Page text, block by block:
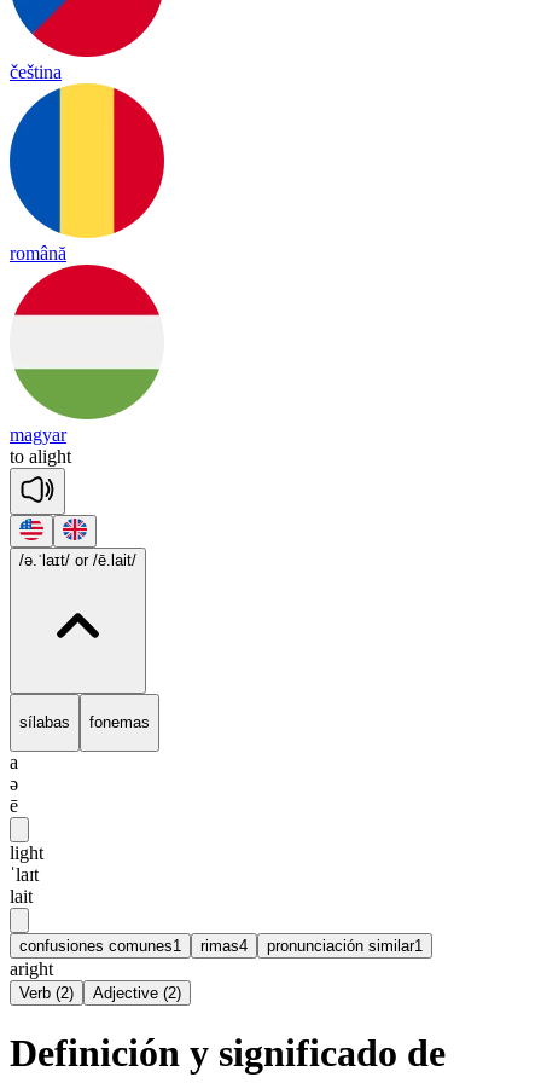
čeština
română
magyar
to alight
/ə.ˈlaɪt/ or /ē.lait/
sílabas fonemas
a
ə
ē
light
ˈlaɪt
lait
confusiones comunes1 rimas4 pronunciación similar1
aright
Verb (2) Adjective (2)
Definición y significado de